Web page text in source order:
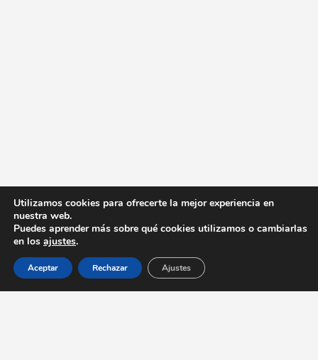
Utilizamos cookies para ofrecerte la mejor experiencia en
nuestra web.
Puedes aprender más sobre qué cookies utilizamos o cambiarlas
en los ajustes.
Aceptar Rechazar Ajustes